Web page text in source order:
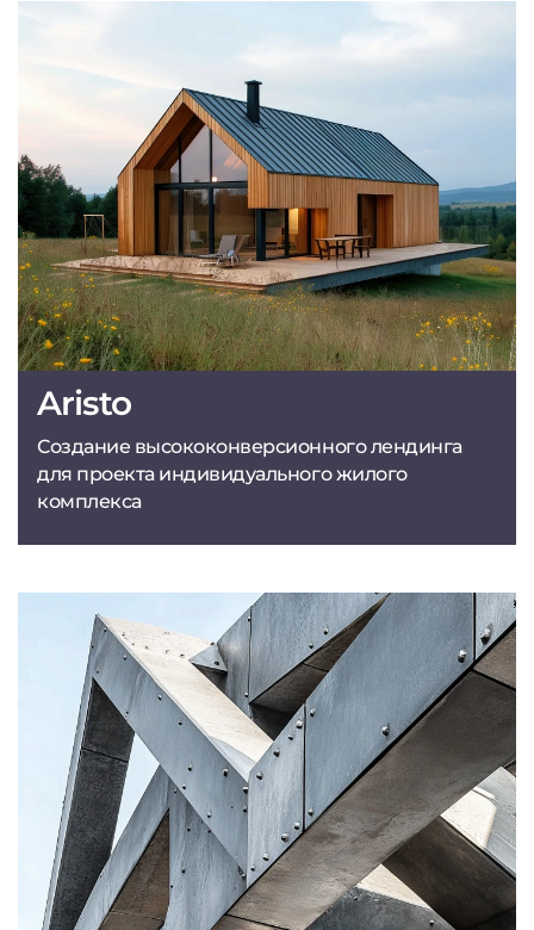
Aristo
Создание высококонверсионного лендинга
для проекта индивидуального жилого
комплекса